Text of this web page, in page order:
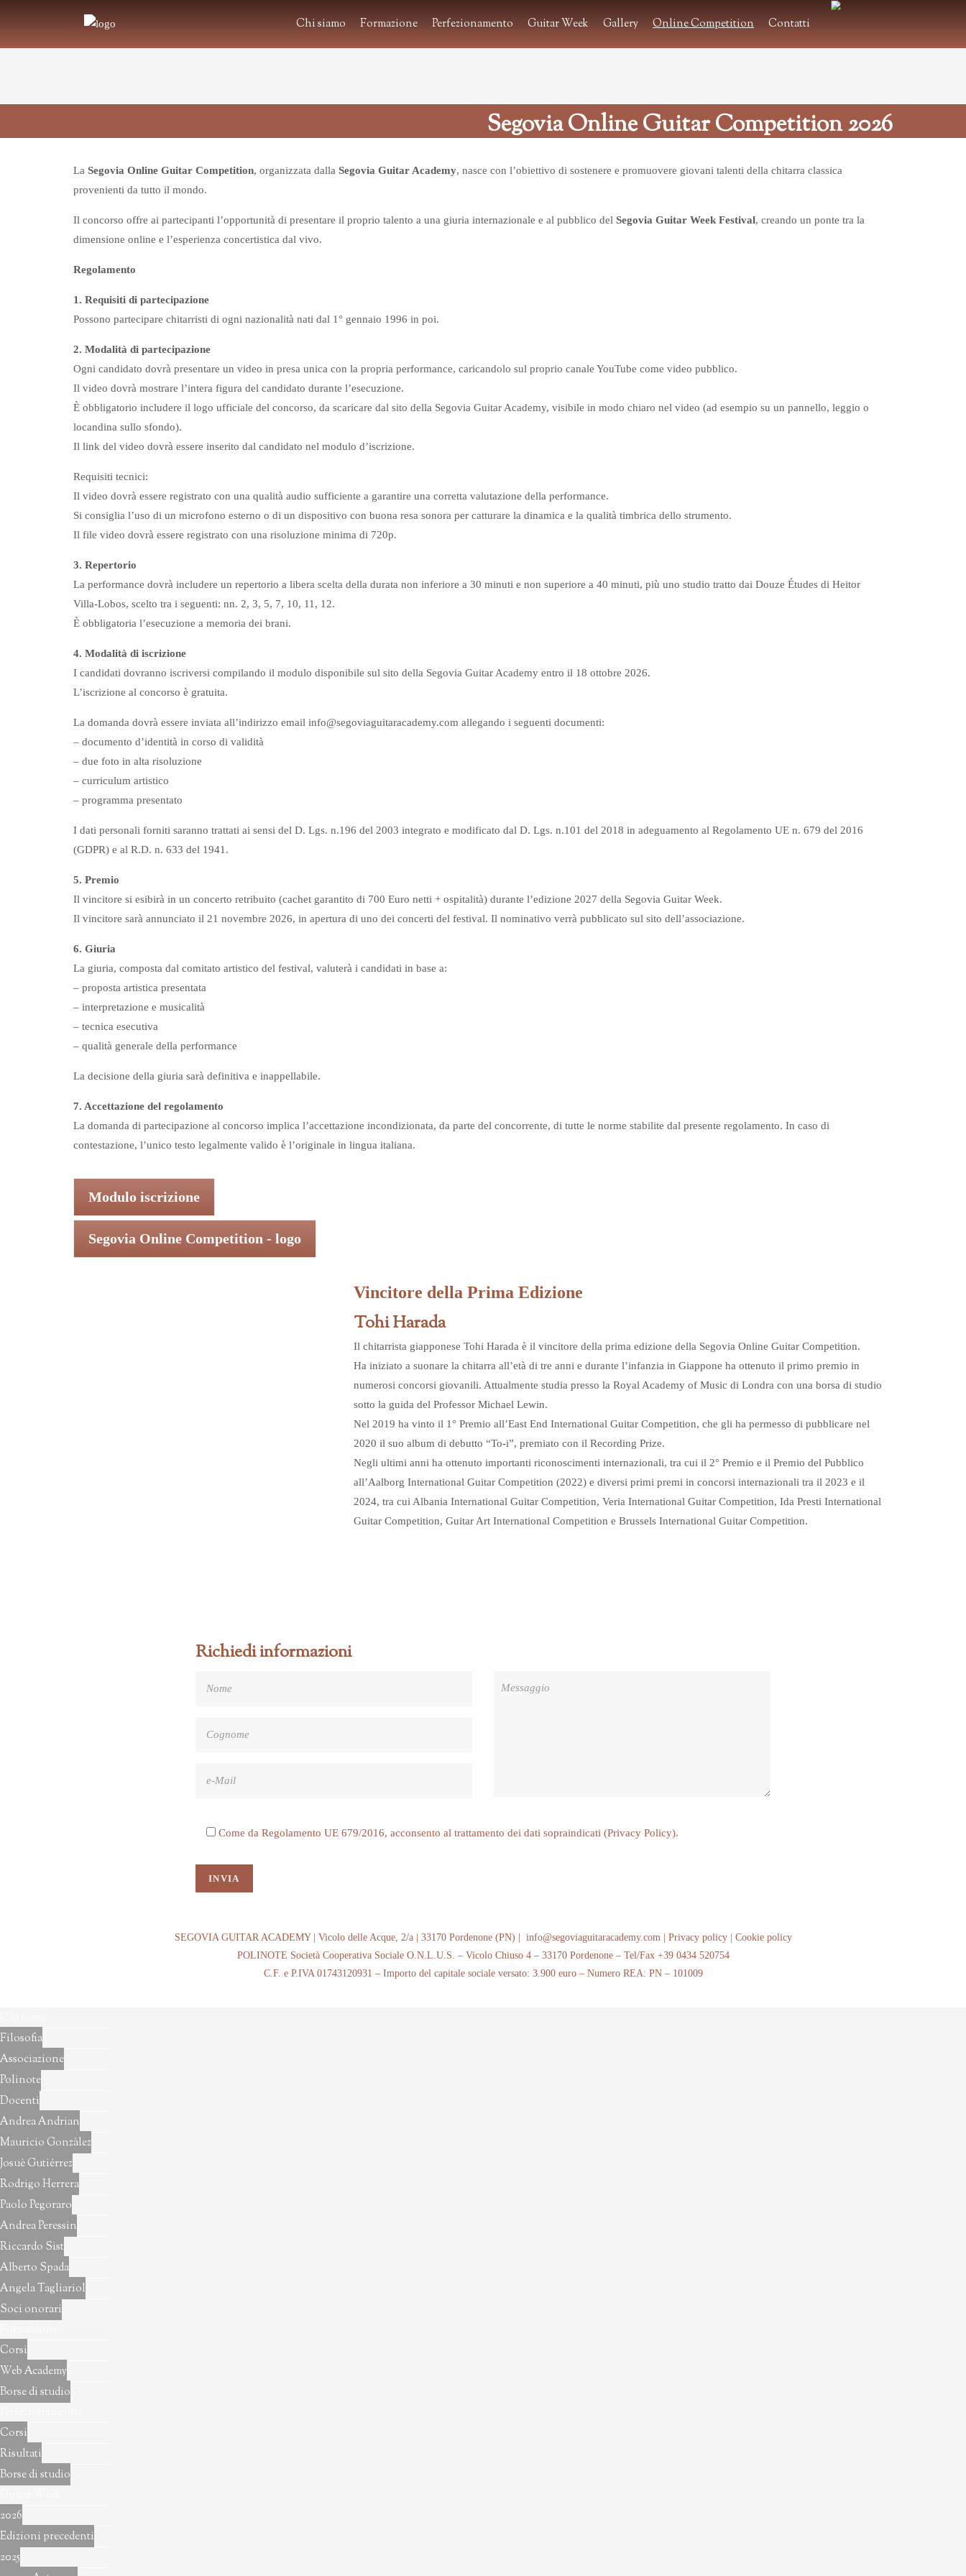
Chi siamo Formazione Perfezionamento Guitar Week Gallery Online Competition Contatti
Segovia Online Guitar Competition 2026
La Segovia Online Guitar Competition, organizzata dalla Segovia Guitar Academy, nasce con l’obiettivo di sostenere e promuovere giovani talenti della chitarra classica
provenienti da tutto il mondo.
Il concorso offre ai partecipanti l’opportunità di presentare il proprio talento a una giuria internazionale e al pubblico del Segovia Guitar Week Festival, creando un ponte tra la
dimensione online e l’esperienza concertistica dal vivo.
Regolamento
1. Requisiti di partecipazione
Possono partecipare chitarristi di ogni nazionalità nati dal 1° gennaio 1996 in poi.
2. Modalità di partecipazione
Ogni candidato dovrà presentare un video in presa unica con la propria performance, caricandolo sul proprio canale YouTube come video pubblico.
Il video dovrà mostrare l’intera figura del candidato durante l’esecuzione.
È obbligatorio includere il logo ufficiale del concorso, da scaricare dal sito della Segovia Guitar Academy, visibile in modo chiaro nel video (ad esempio su un pannello, leggio o
locandina sullo sfondo).
Il link del video dovrà essere inserito dal candidato nel modulo d’iscrizione.
Requisiti tecnici:
Il video dovrà essere registrato con una qualità audio sufficiente a garantire una corretta valutazione della performance.
Si consiglia l’uso di un microfono esterno o di un dispositivo con buona resa sonora per catturare la dinamica e la qualità timbrica dello strumento.
Il file video dovrà essere registrato con una risoluzione minima di 720p.
3. Repertorio
La performance dovrà includere un repertorio a libera scelta della durata non inferiore a 30 minuti e non superiore a 40 minuti, più uno studio tratto dai Douze Études di Heitor
Villa‑Lobos, scelto tra i seguenti: nn. 2, 3, 5, 7, 10, 11, 12.
È obbligatoria l’esecuzione a memoria dei brani.
4. Modalità di iscrizione
I candidati dovranno iscriversi compilando il modulo disponibile sul sito della Segovia Guitar Academy entro il 18 ottobre 2026.
L’iscrizione al concorso è gratuita.
La domanda dovrà essere inviata all’indirizzo email info@segoviaguitaracademy.com allegando i seguenti documenti:
– documento d’identità in corso di validità
– due foto in alta risoluzione
– curriculum artistico
– programma presentato
I dati personali forniti saranno trattati ai sensi del D. Lgs. n.196 del 2003 integrato e modificato dal D. Lgs. n.101 del 2018 in adeguamento al Regolamento UE n. 679 del 2016
(GDPR) e al R.D. n. 633 del 1941.
5. Premio
Il vincitore si esibirà in un concerto retribuito (cachet garantito di 700 Euro netti + ospitalità) durante l’edizione 2027 della Segovia Guitar Week.
Il vincitore sarà annunciato il 21 novembre 2026, in apertura di uno dei concerti del festival. Il nominativo verrà pubblicato sul sito dell’associazione.
6. Giuria
La giuria, composta dal comitato artistico del festival, valuterà i candidati in base a:
– proposta artistica presentata
– interpretazione e musicalità
– tecnica esecutiva
– qualità generale della performance
La decisione della giuria sarà definitiva e inappellabile.
7. Accettazione del regolamento
La domanda di partecipazione al concorso implica l’accettazione incondizionata, da parte del concorrente, di tutte le norme stabilite dal presente regolamento. In caso di
contestazione, l’unico testo legalmente valido è l’originale in lingua italiana.
Modulo iscrizione
Segovia Online Competition - logo
Vincitore della Prima Edizione
Tohi Harada
Il chitarrista giapponese Tohi Harada è il vincitore della prima edizione della Segovia Online Guitar Competition.
Ha iniziato a suonare la chitarra all’età di tre anni e durante l’infanzia in Giappone ha ottenuto il primo premio in
numerosi concorsi giovanili. Attualmente studia presso la Royal Academy of Music di Londra con una borsa di studio
sotto la guida del Professor Michael Lewin.
Nel 2019 ha vinto il 1° Premio all’East End International Guitar Competition, che gli ha permesso di pubblicare nel
2020 il suo album di debutto “To‑i”, premiato con il Recording Prize.
Negli ultimi anni ha ottenuto importanti riconoscimenti internazionali, tra cui il 2° Premio e il Premio del Pubblico
all’Aalborg International Guitar Competition (2022) e diversi primi premi in concorsi internazionali tra il 2023 e il
2024, tra cui Albania International Guitar Competition, Veria International Guitar Competition, Ida Presti International
Guitar Competition, Guitar Art International Competition e Brussels International Guitar Competition.
Richiedi informazioni
Come da Regolamento UE 679/2016, acconsento al trattamento dei dati sopraindicati (Privacy Policy).
SEGOVIA GUITAR ACADEMY | Vicolo delle Acque, 2/a | 33170 Pordenone (PN) | info@segoviaguitaracademy.com | Privacy policy| Cookie policy
POLINOTE Società Cooperativa Sociale O.N.L.U.S. – Vicolo Chiuso 4 – 33170 Pordenone – Tel/Fax +39 0434 520754
C.F. e P.IVA 01743120931 – Importo del capitale sociale versato: 3.900 euro – Numero REA: PN – 101009
Filosofia
Associazione
Polinote
Docenti
Andrea Andrian
Mauricio Gonzàlez
Josuè Gutiérrez
Rodrigo Herrera
Paolo Pegoraro
Andrea Peressin
Riccardo Sist
Alberto Spada
Angela Tagliariol
Soci onorari
Corsi
Web Academy
Borse di studio
Corsi
Risultati
Borse di studio
2026
Edizioni precedenti
2025